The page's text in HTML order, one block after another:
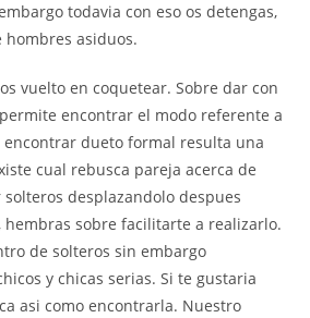
todavia con eso os detengas,
asiduos.
vuelto en coquetear. Sobre dar con
encontrar el modo referente a
encontrar dueto formal resulta una
cual rebusca pareja acerca de
desplazandolo despues
sobre facilitarte a realizarlo.
de solteros sin embargo
y chicas serias. Si te gustaria
asi­ como encontrarla. Nuestro